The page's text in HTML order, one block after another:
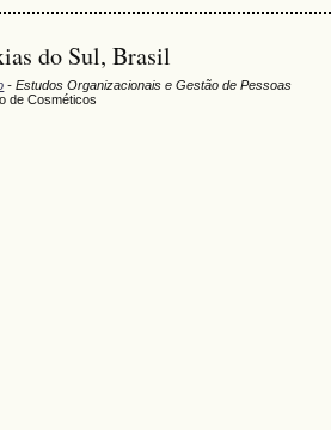
do Sul, Brasil
- Estudos Organizacionais e Gestão de Pessoas
de Cosméticos